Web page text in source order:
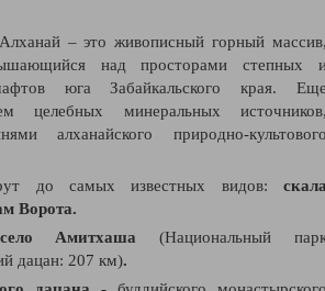
– это живописный горный
над просторами степных
юга Забайкальского края.
целебных минеральных
алханайского природно-
до самых известных видов:
Ворота.
Амитхаша (Национальный
дацан: 207 км).